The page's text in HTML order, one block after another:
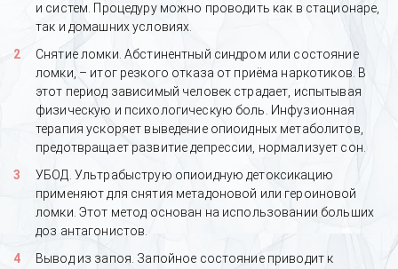
и систем. Процедуру можно проводить как в стационаре,
так и домашних условиях.
Снятие ломки. Абстинентный синдром или состояние
ломки, – итог резкого отказа от приёма наркотиков. В
этот период зависимый человек страдает, испытывая
физическую и психологическую боль. Инфузионная
терапия ускоряет выведение опиоидных метаболитов,
предотвращает развитие депрессии, нормализует сон.
УБОД. Ультрабыструю опиоидную детоксикацию
применяют для снятия метадоновой или героиновой
ломки. Этот метод основан на использовании больших
доз антагонистов.
Вывод из запоя. Запойное состояние приводит к